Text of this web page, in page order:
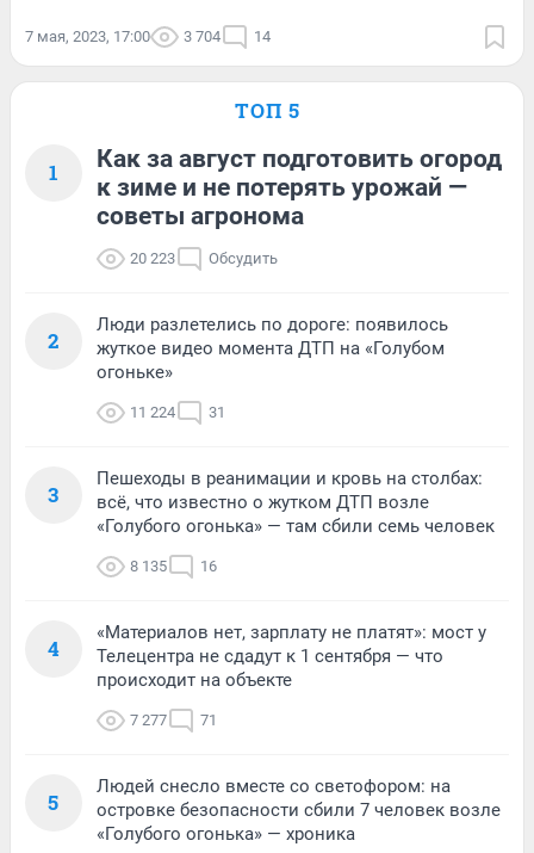
7 мая, 2023, 17:00 3 704 14
ТОП 5
1
Как за август подготовить огород
к зиме и не потерять урожай —
советы агронома
20 223 Обсудить
2
Люди разлетелись по дороге: появилось
жуткое видео момента ДТП на «Голубом
огоньке»
11 224 31
3
Пешеходы в реанимации и кровь на столбах:
всё, что известно о жутком ДТП возле
«Голубого огонька» — там сбили семь человек
8 135 16
4
«Материалов нет, зарплату не платят»: мост у
Телецентра не сдадут к 1 сентября — что
происходит на объекте
7 277 71
5
Людей снесло вместе со светофором: на
островке безопасности сбили 7 человек возле
«Голубого огонька» — хроника